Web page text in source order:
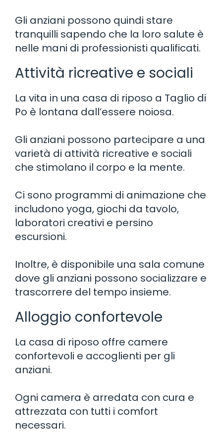
Gli anziani possono quindi stare
tranquilli sapendo che la loro salute è
nelle mani di professionisti qualificati.
Attività ricreative e sociali
La vita in una casa di riposo a Taglio di
Po è lontana dall’essere noiosa.
Gli anziani possono partecipare a una
varietà di attività ricreative e sociali
che stimolano il corpo e la mente.
Ci sono programmi di animazione che
includono yoga, giochi da tavolo,
laboratori creativi e persino
escursioni.
Inoltre, è disponibile una sala comune
dove gli anziani possono socializzare e
trascorrere del tempo insieme.
Alloggio confortevole
La casa di riposo offre camere
confortevoli e accoglienti per gli
anziani.
Ogni camera è arredata con cura e
attrezzata con tutti i comfort
necessari.